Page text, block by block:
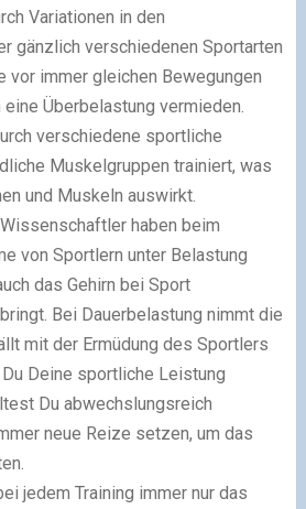
Variationen in den
gänzlich verschiedenen Sportarten
vor immer gleichen Bewegungen
Überbelastung vermieden.
verschiedene sportliche
Muskelgruppen trainiert, was
und Muskeln auswirkt.
haben beim
von Sportlern unter Belastung
das Gehirn bei Sport
Bei Dauerbelastung nimmt die
mit der Ermüdung des Sportlers
Deine sportliche Leistung
Du abwechslungsreich
neue Reize setzen, um das
jedem Training immer nur das